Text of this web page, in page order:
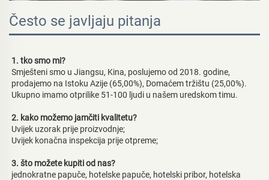
Često se javljaju pitanja
1. tko smo mi?
Smješteni smo u Jiangsu, Kina, poslujemo od 2018. godine,
prodajemo na Istoku Azije (65,00%), Domaćem tržištu (25,00%).
Ukupno imamo otprilike 51-100 ljudi u našem uredskom timu.
2. kako možemo jamčiti kvalitetu?
Uvijek uzorak prije proizvodnje;
Uvijek konačna inspekcija prije otpreme;
3. što možete kupiti od nas?
jednokratne papuče, hotelske papuče, hotelski pribor, hotelska